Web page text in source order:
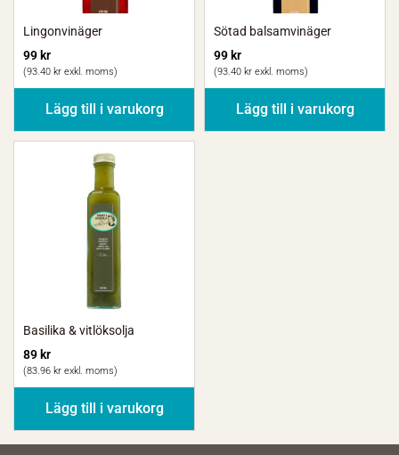
Lingonvinäger
99 kr
(93.40 kr exkl. moms)
Lägg till i varukorg
Sötad balsamvinäger
99 kr
(93.40 kr exkl. moms)
Lägg till i varukorg
Basilika & vitlöksolja
89 kr
(83.96 kr exkl. moms)
Lägg till i varukorg